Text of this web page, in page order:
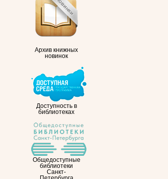
Архив книжных
новинок
Доступность в
библиотеках
Общедоступные
библиотеки
Санкт-